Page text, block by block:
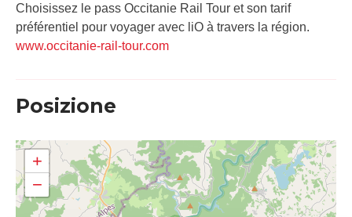
Choisissez le pass Occitanie Rail Tour et son tarif
préférentiel pour voyager avec liO à travers la région.
www.occitanie-rail-tour.com
Posizione
+
−